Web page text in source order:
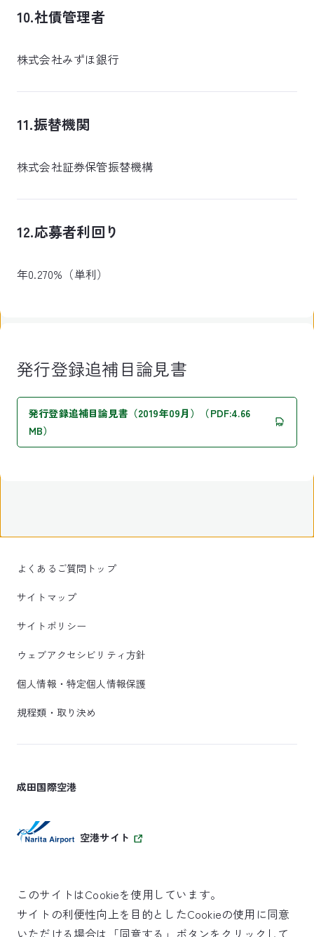
10.社債管理者
株式会社みずほ銀行
11.振替機関
株式会社証券保管振替機構
12.応募者利回り
年0.270%（単利）
発行登録追補目論見書
発行登録追補目論見書（2019年09月）（PDF:4.66
MB）
よくあるご質問トップ
サイトマップ
サイトポリシー
ウェブアクセシビリティ方針
個人情報・特定個人情報保護
規程類・取り決め
成田国際空港
空港サイト
SKYTRAX
このサイトはCookieを使用しています。
サイトの利便性向上を目的としたCookieの使用に同意
いただける場合は「同意する」ボタンをクリックして